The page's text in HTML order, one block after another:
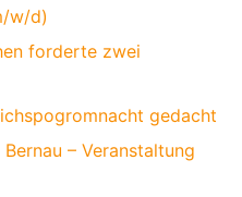
w/d)
forderte zwei
gedacht
– Veranstaltung